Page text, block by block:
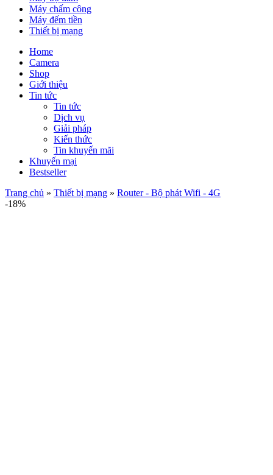
Máy chấm công
Máy đếm tiền
Thiết bị mạng
Home
Camera
Shop
Giới thiệu
Tin tức
Tin tức
Dịch vụ
Giải pháp
Kiến thức
Tin khuyến mãi
Khuyến mại
Bestseller
Trang chủ » Thiết bị mạng » Router - Bộ phát Wifi - 4G
-18%